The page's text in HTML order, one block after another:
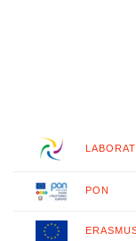
PON